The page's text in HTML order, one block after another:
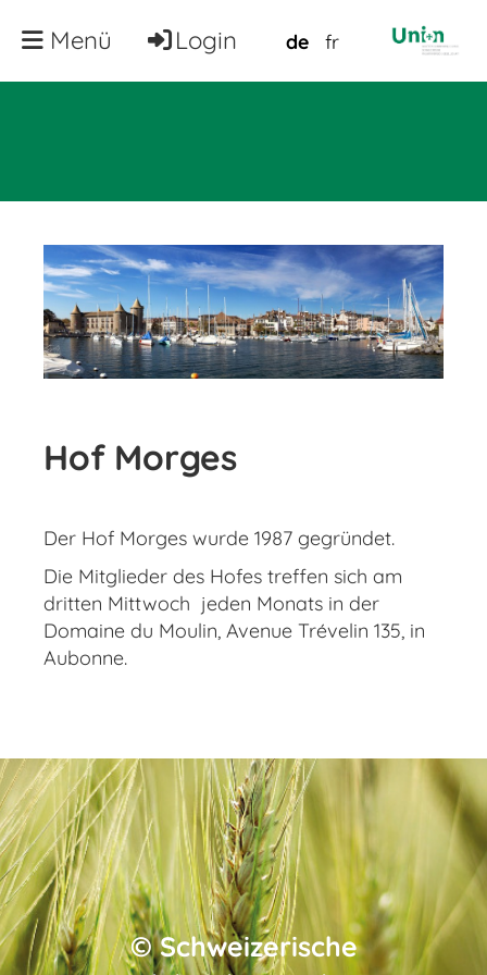
Login de fr
Menü
Hof Morges
Der Hof Morges wurde 1987 gegründet.
Die Mitglieder des Hofes treffen sich am
dritten Mittwoch jeden Monats in der
Domaine du Moulin, Avenue Trévelin 135, in
Aubonne.
©Schweizerische